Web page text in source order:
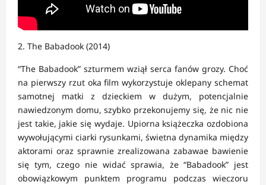
2. The Babadook (2014)
“The Babadook” szturmem wziął serca fanów grozy. Choć
na pierwszy rzut oka film wykorzystuje oklepany schemat
samotnej matki z dzieckiem w dużym, potencjalnie
nawiedzonym domu, szybko przekonujemy się, że nic nie
jest takie, jakie się wydaje. Upiorna książeczka ozdobiona
wywołującymi ciarki rysunkami, świetna dynamika między
aktorami oraz sprawnie zrealizowana zabawae bawienie
się tym, czego nie widać sprawia, że “Babadook” jest
obowiązkowym punktem programu podczas wieczoru